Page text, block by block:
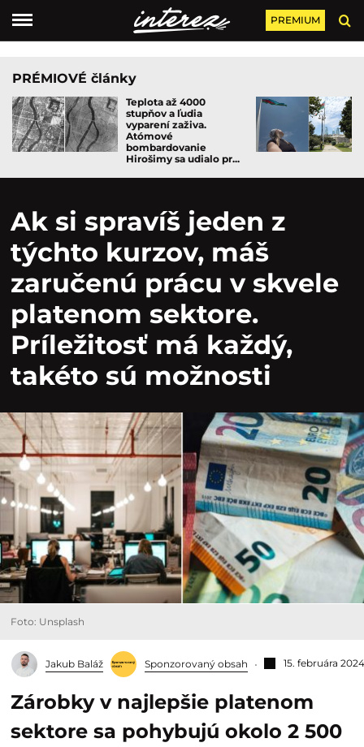
PREMIUM
PRÉMIOVÉ články
Teplota až 4000
stupňov a ľudia
vyparení zaživa.
Atómové
bombardovanie
Hirošimy sa udialo pr...
Ak si spravíš jeden z
týchto kurzov, máš
zaručenú prácu v skvele
platenom sektore.
Príležitosť má každý,
takéto sú možnosti
Foto: Unsplash
Jakub Baláž Sponzorovaný obsah 15. februára 2024
Zárobky v najlepšie platenom
sektore sa pohybujú okolo 2 500